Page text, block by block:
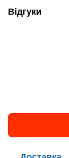
Відгуки